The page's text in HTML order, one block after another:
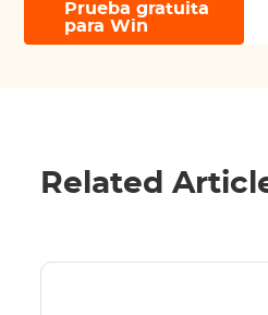
Prueba gratuita
para Win
Related